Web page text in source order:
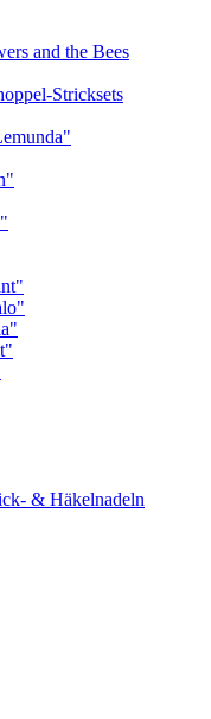
and the Bees
Stricksets
& Häkelnadeln